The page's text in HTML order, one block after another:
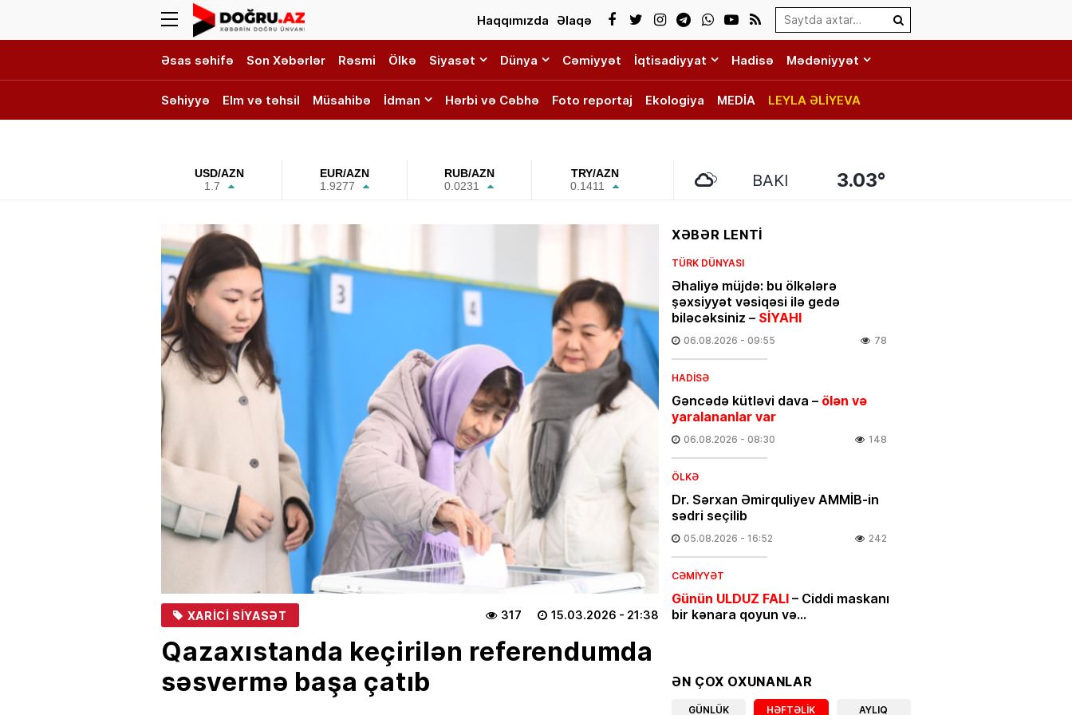
Search…
Haqqımızda Əlaqə
Əsas səhifə Son Xəbərlər Rəsmi Ölkə Siyasət Dünya Cəmiyyət İqtisadiyyat Hadisə Mədəniyyət
Səhiyyə Elm və təhsil Müsahibə İdman Hərbi və Cəbhə Foto reportaj Ekologiya MEDİA LEYLA ƏLİYEVA
USD/AZN
1.7
EUR/AZN
1.9277
RUB/AZN
0.0231
TRY/AZN
0.1411
BAKI 3.03°
XARICI SIYASƏT 15.03.2026 - 21:38
317
Qazaxıstanda keçirilən referendumda
səsvermə başa çatıb
XƏBƏR LENTİ
TÜRK DÜNYASI
Əhaliyə müjdə: bu ölkələrə
şəxsiyyət vəsiqəsi ilə gedə
biləcəksiniz – SİYAHI
06.08.2026 - 09:55 78
HADISƏ
Gəncədə kütləvi dava – ölən və
yaralananlar var
06.08.2026 - 08:30 148
ÖLKƏ
Dr. Sərxan Əmirquliyev AMMİB-in
sədri seçilib
05.08.2026 - 16:52 242
CƏMIYYƏT
Günün ULDUZ FALI– Ciddi maskanı
bir kənara qoyun və…
İQTISADIYYAT
Azərbaycan mənşəli qeyri-neft-qaz
ƏN ÇOX OXUNANLAR
GÜNLÜK HƏFTƏLIK AYLIQ